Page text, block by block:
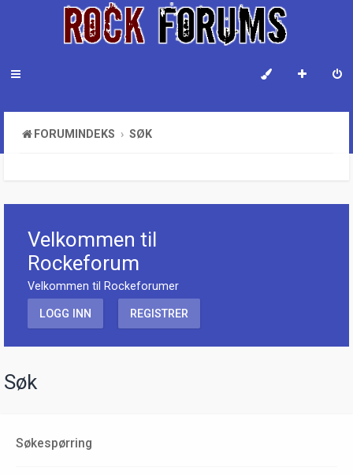
FORUMINDEKS SØK
Velkommen til
Rockeforum
Velkommen til Rockeforumer
LOGG INN REGISTRER
Søk
Søkespørring